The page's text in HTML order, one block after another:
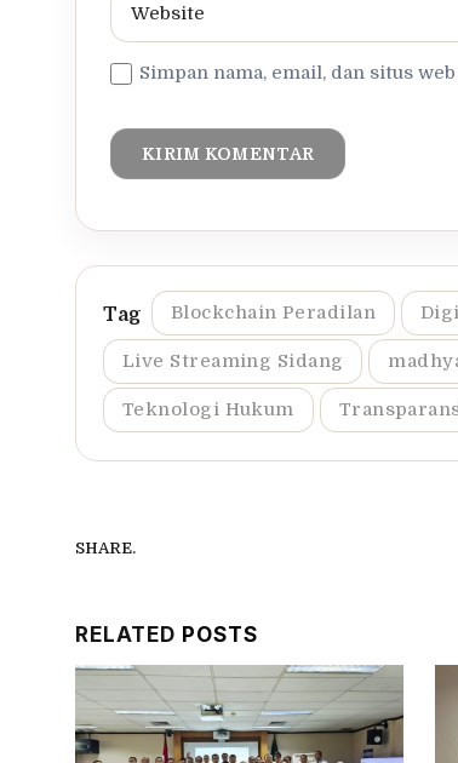
Simpan nama, email, dan situs
Blockchain Peradilan
Live Streaming Sidang
Teknologi Hukum
SHARE.
RELATED POSTS